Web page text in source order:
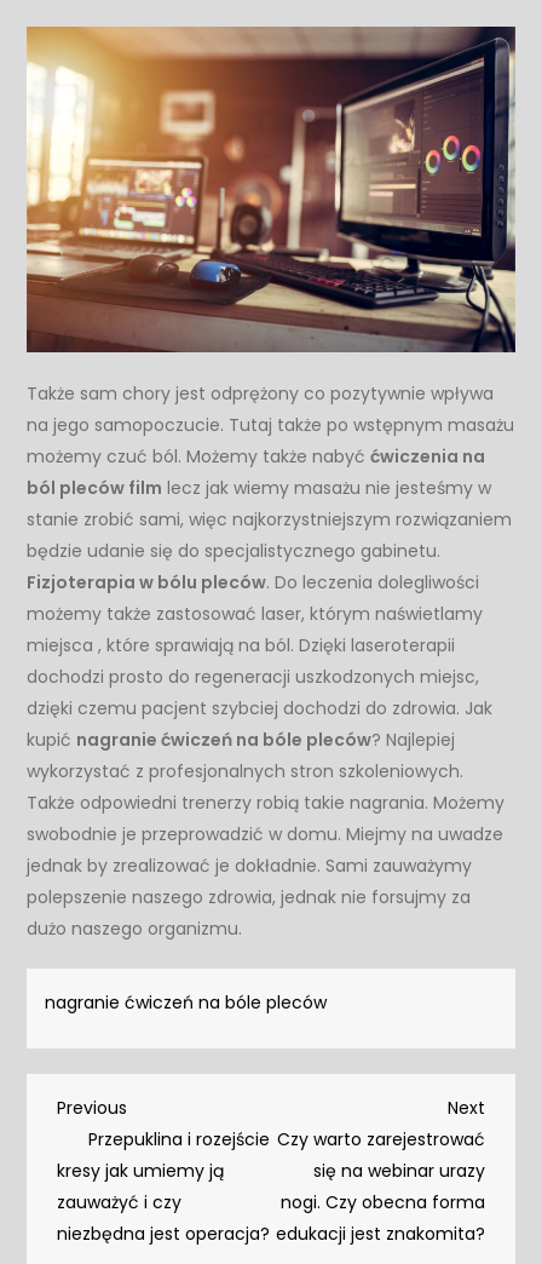
Także sam chory jest odprężony co pozytywnie wpływa
na jego samopoczucie. Tutaj także po wstępnym masażu
możemy czuć ból. Możemy także nabyććwiczenia na
ból pleców film lecz jak wiemy masażu nie jesteśmy w
stanie zrobić sami, więc najkorzystniejszym rozwiązaniem
będzie udanie się do specjalistycznego gabinetu.
Fizjoterapia w bólu pleców. Do leczenia dolegliwości
możemy także zastosować laser, którym naświetlamy
miejsca , które sprawiają na ból. Dzięki laseroterapii
dochodzi prosto do regeneracji uszkodzonych miejsc,
dzięki czemu pacjent szybciej dochodzi do zdrowia. Jak
kupić nagranie ćwiczeń na bóle pleców? Najlepiej
wykorzystać z profesjonalnych stron szkoleniowych.
Także odpowiedni trenerzy robią takie nagrania. Możemy
swobodnie je przeprowadzić w domu. Miejmy na uwadze
jednak by zrealizować je dokładnie. Sami zauważymy
polepszenie naszego zdrowia, jednak nie forsujmy za
dużo naszego organizmu.
nagranie ćwiczeń na bóle pleców
Nawigacja
wpisu
Previous
Post
Previous
Przepuklina i rozejście
kresy jak umiemy ją
zauważyć i czy
niezbędna jest operacja?
Next
Post
Next
Czy warto zarejestrować
się na webinar urazy
nogi. Czy obecna forma
edukacji jest znakomita?